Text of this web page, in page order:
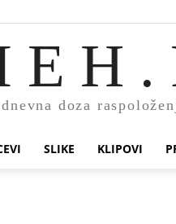
E H .
dnevna doza
SLIKE KLIPOVI